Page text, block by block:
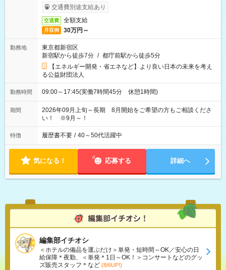
交通費別途支給あり
交通費 全額支給
月収例 30万円～
勤務地
東京都新宿区
新宿駅から徒歩7分 / 都庁前駅から徒歩5分
【エネルギー開発・省エネなど】より良い日本の未来を考え
る公益財団法人
勤務時間 09:00～17:45(実働7時間45分 休憩1時間)
期間
2026年09月上旬～長期 8月開始をご希望の方もご相談くださ
い！ ※9月～！
特徴 履歴書不要 / 40～50代活躍中
気になる！ 応募する 詳細へ
編集部イチオシ
＜ホテルの備品を運ぶだけ＞単発・短時間～OK／安心の日
給保障＊夜勤、＜単発＊1日～OK！＞コンサートなどのグッ
ズ販売スタッフ＊など (8/6UP!)